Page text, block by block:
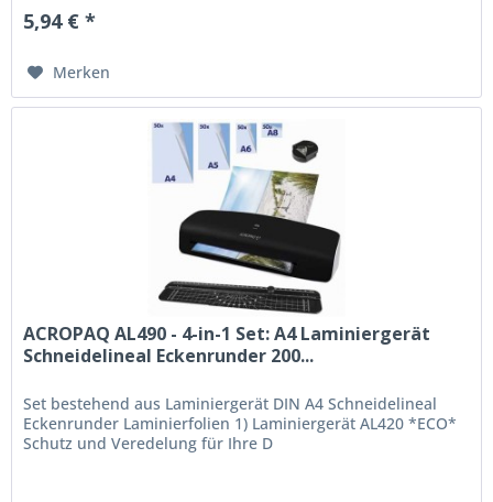
5,94 € *
Merken
ACROPAQ AL490 - 4-in-1 Set: A4 Laminiergerät
Schneidelineal Eckenrunder 200...
Set bestehend aus Laminiergerät DIN A4 Schneidelineal
Eckenrunder Laminierfolien 1) Laminiergerät AL420 *ECO*
Schutz und Veredelung für Ihre D